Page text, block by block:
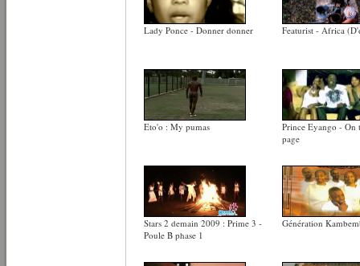
Lady Ponce - Donner donner Featurist - Africa
Eto'o : My pumas
Prince Eyango - On
page
Stars 2 demain 2009 : Prime 3 -
Poule B phase 1
Génération